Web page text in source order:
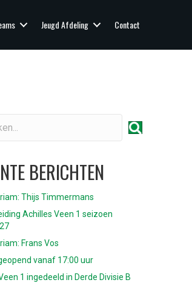
Jeugd Afdeling Contact
BERICHTEN
Thijs Timmermans
Achilles Veen 1 seizoen
Frans Vos
vanaf 17:00 uur
1 ingedeeld in Derde Divisie B